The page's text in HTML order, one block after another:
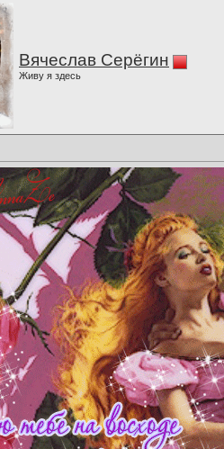
Вячеслав Серёгин
Живу я здесь